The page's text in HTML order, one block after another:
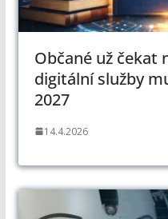
Občané už čekat
digitální služby
2027
14.4.2026